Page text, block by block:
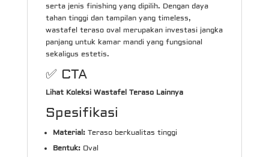
serta jenis finishing yang dipilih. Dengan daya
tahan tinggi dan tampilan yang timeless,
wastafel teraso oval merupakan investasi jangka
panjang untuk kamar mandi yang fungsional
sekaligus estetis.
✅ CTA
Lihat Koleksi Wastafel Teraso Lainnya
Spesifikasi
Material:Teraso berkualitas tinggi
Bentuk:Oval